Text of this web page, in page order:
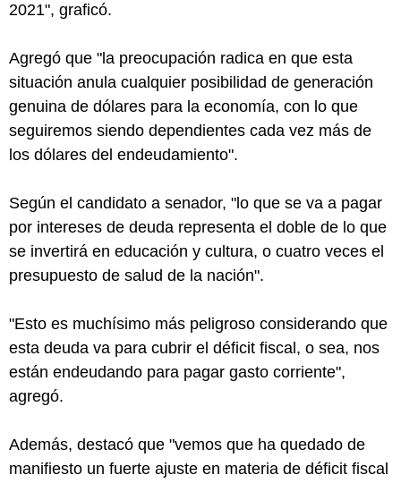
2021", graficó.
Agregó que "la preocupación radica en que esta
situación anula cualquier posibilidad de generación
genuina de dólares para la economía, con lo que
seguiremos siendo dependientes cada vez más de
los dólares del endeudamiento".
Según el candidato a senador, "lo que se va a pagar
por intereses de deuda representa el doble de lo que
se invertirá en educación y cultura, o cuatro veces el
presupuesto de salud de la nación".
"Esto es muchísimo más peligroso considerando que
esta deuda va para cubrir el déficit fiscal, o sea, nos
están endeudando para pagar gasto corriente",
agregó.
Además, destacó que "vemos que ha quedado de
manifiesto un fuerte ajuste en materia de déficit fiscal